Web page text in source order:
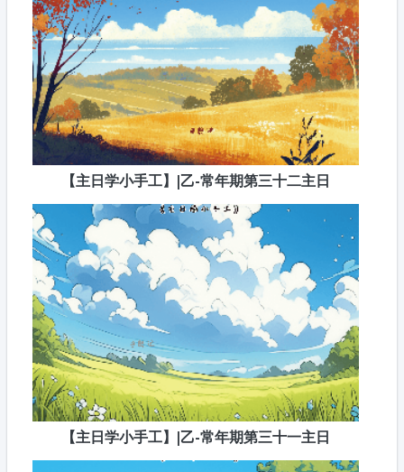
【主日学小手工】|乙-常年期第三十二主日
【主日学小手工】|乙-常年期第三十一主日